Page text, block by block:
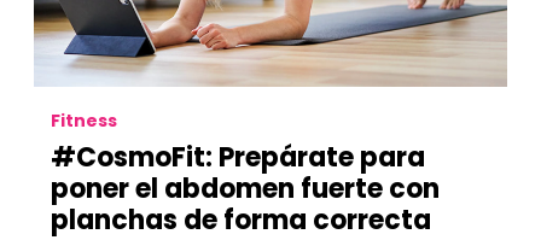
Fitness
#CosmoFit: Prepárate para
poner el abdomen fuerte con
planchas de forma correcta